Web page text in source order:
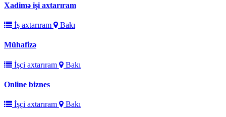
Xadimə işi axtarıram
İş axtarıram Bakı
Mühafizə
İşçi axtarıram Bakı
Online biznes
İşçi axtarıram Bakı